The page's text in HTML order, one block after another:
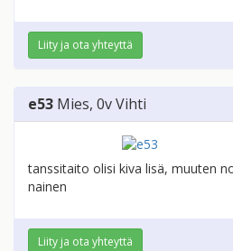
Liity ja ota yhteyttä
e53 Mies, 0vVihti
tanssitaito olisi kiva lisä, muuten
nainen
Liity ja ota yhteyttä